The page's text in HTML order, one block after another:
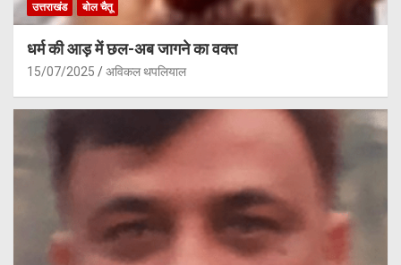
उत्तराखंड बोल चैतू
धर्म की आड़ में छल-अब जागने का वक्त
15/07/2025 अविकल थपलियाल